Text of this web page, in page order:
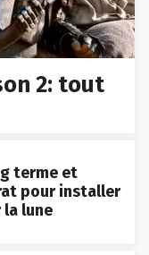
2: tout
terme et
pour installer
la lune